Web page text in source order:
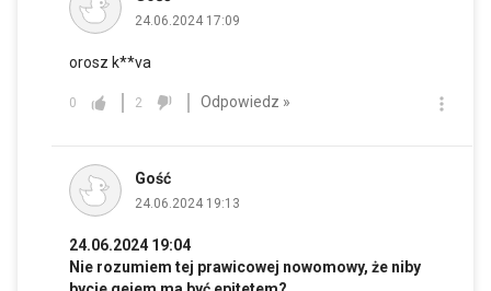
24.06.2024 17:09
orosz k**va
0 2 Odpowiedz »
Gość
24.06.2024 19:13
24.06.2024 19:04
Nie rozumiem tej prawicowej nowomowy, że niby